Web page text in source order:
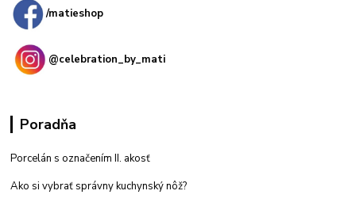
/matieshop
@celebration_by_mati
Poradňa
Porcelán s označením II. akosť
Ako si vybrať správny kuchynský nôž?